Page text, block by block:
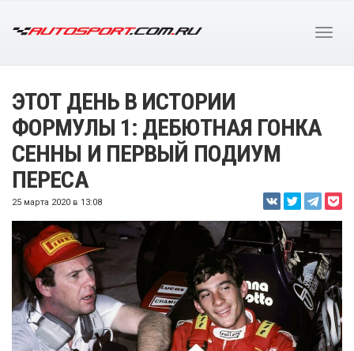
ЭТОТ ДЕНЬ В ИСТОРИИ
ФОРМУЛЫ 1: ДЕБЮТНАЯ ГОНКА
СЕННЫ И ПЕРВЫЙ ПОДИУМ
ПЕРЕСА
25 марта 2020 в 13:08